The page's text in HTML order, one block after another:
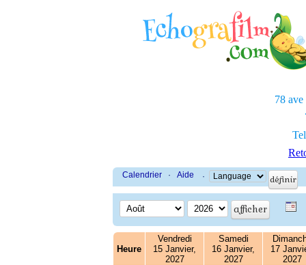
78 ave
Calendrier · Aide ·
Heure
Vendredi
15 Janvier,
2027
Samedi
16 Janvier,
2027
17
2027